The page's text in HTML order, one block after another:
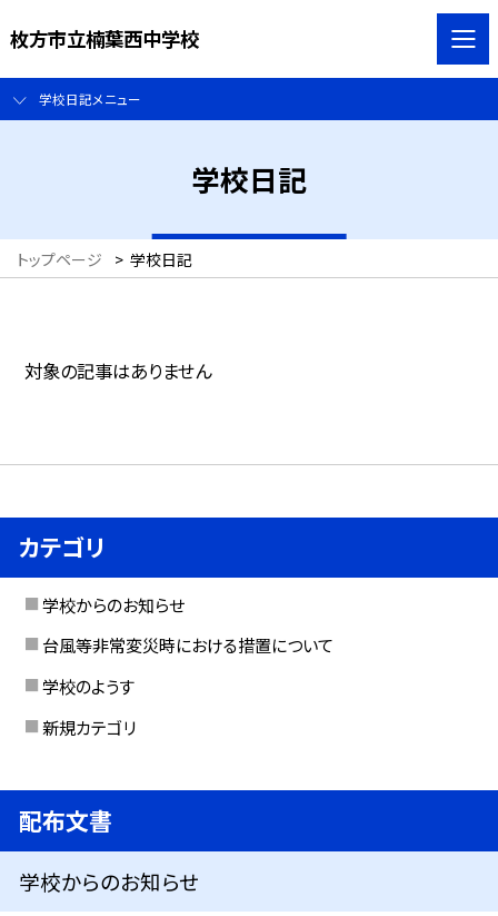
枚方市立楠葉西中学校
学校日記メニュー
学校日記
トップページ > 学校日記
対象の記事はありません
カテゴリ
学校からのお知らせ
台風等非常変災時における措置について
学校のようす
新規カテゴリ
配布文書
学校からのお知らせ